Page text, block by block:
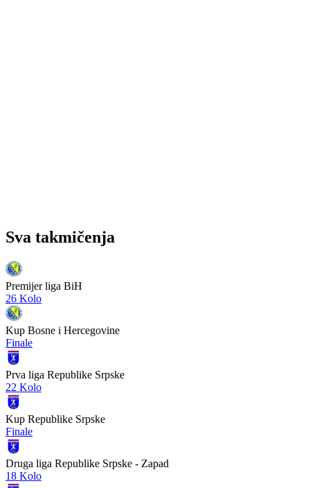
Sva takmičenja
Premijer liga BiH
26 Kolo
Kup Bosne i Hercegovine
Finale
Prva liga Republike Srpske
22 Kolo
Kup Republike Srpske
Finale
Druga liga Republike Srpske - Zapad
18 Kolo